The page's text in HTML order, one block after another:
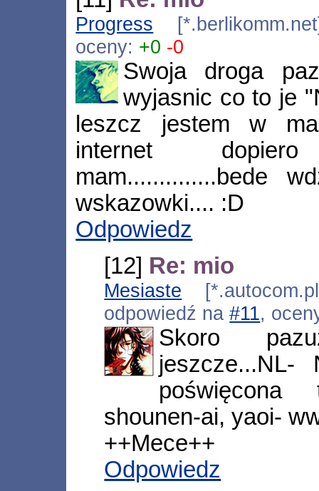
Progress
oceny: +0 -0
Swoja droga
wyjasnic co to je
leszcz jestem w
internet
mam..............bede
wskazowki.... :D
Odpowiedz
[12] Re: mio
Mesiaste
odpowiedź na#11,
Skoro
jeszcze...NL-
poświęcona
shounen-ai, yaoi-
++Mece++
Odpowiedz